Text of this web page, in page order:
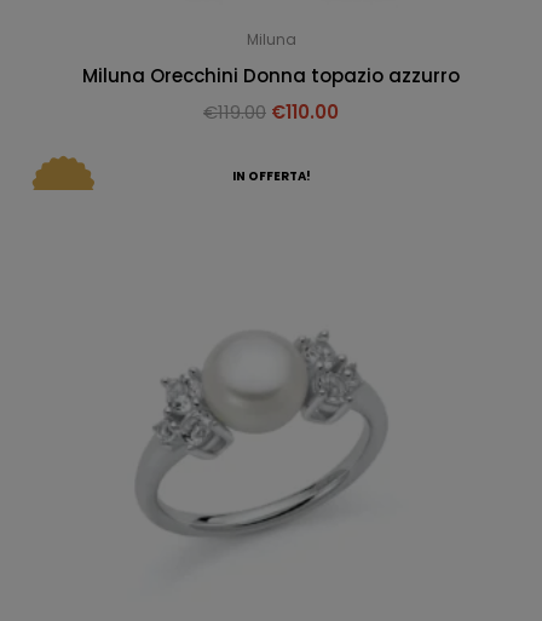
Miluna
Miluna Orecchini Donna topazio azzurro
€119.00 €110.00
IN OFFERTA!